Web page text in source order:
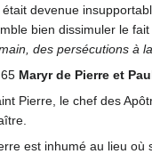
était devenue
bien dissimuler le
des persécutions à
Maryr de Pierre et
Pierre, le chef des
est inhumé au lieu où